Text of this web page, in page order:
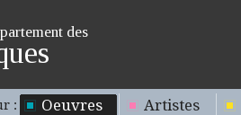
des
: Oeuvres Artistes